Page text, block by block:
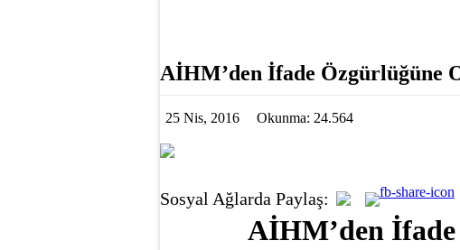
AİHM’den İfade Özgürlüğüne
25 Nis, 2016 Okunma: 24.564
Sosyal Ağlarda Paylaş:
AİHM’den İfade